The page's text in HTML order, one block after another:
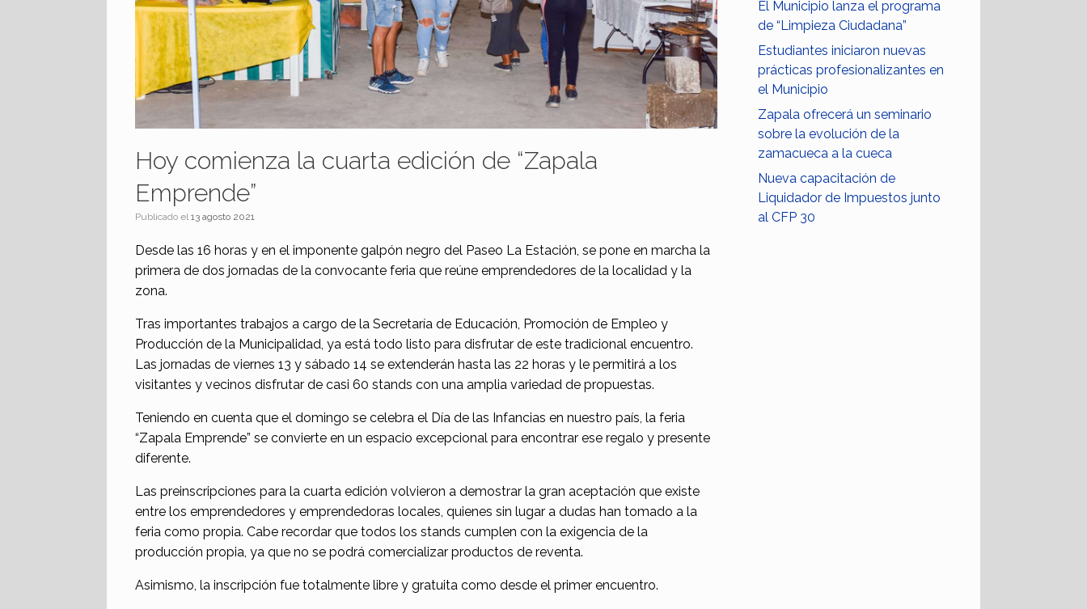
Hoy comienza la cuarta edición de “Zapala
Emprende”
Publicado el13 agosto 2021
Desde las 16 horas y en el imponente galpón negro del Paseo La Estación, se pone en marcha la
primera de dos jornadas de la convocante feria que reúne emprendedores de la localidad y la
zona.
Tras importantes trabajos a cargo de la Secretaría de Educación, Promoción de Empleo y
Producción de la Municipalidad, ya está todo listo para disfrutar de este tradicional encuentro.
Las jornadas de viernes 13 y sábado 14 se extenderán hasta las 22 horas y le permitirá a los
visitantes y vecinos disfrutar de casi 60 stands con una amplia variedad de propuestas.
Teniendo en cuenta que el domingo se celebra el Día de las Infancias en nuestro país, la feria
“Zapala Emprende” se convierte en un espacio excepcional para encontrar ese regalo y presente
diferente.
Las preinscripciones para la cuarta edición volvieron a demostrar la gran aceptación que existe
entre los emprendedores y emprendedoras locales, quienes sin lugar a dudas han tomado a la
feria como propia. Cabe recordar que todos los stands cumplen con la exigencia de la
producción propia, ya que no se podrá comercializar productos de reventa.
Asimismo, la inscripción fue totalmente libre y gratuita como desde el primer encuentro.
El Municipio lanza el programa
de “Limpieza Ciudadana”
Estudiantes iniciaron nuevas
prácticas profesionalizantes en
el Municipio
Zapala ofrecerá un seminario
sobre la evolución de la
zamacueca a la cueca
Nueva capacitación de
Liquidador de Impuestos junto
al CFP 30